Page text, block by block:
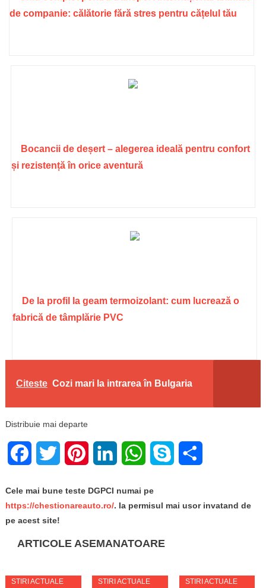
de companie: călătorie fără stres pentru cățelul tău
Bocancii de deșert – alegerea ideală pentru confort
și rezistență în orice aventură
De la profil la geam termoizolant: cum lucrează o
fabrică de tâmplărie PVC
Citeste Cozi mari la intrarea în Bulgaria
Distribuie mai departe
FacebookTwitter PinterestLinkedIn WhatsApp
Skype
Cele mai bune teste DGPCI numai pe
https://chestionareauto.ro/. Ia permisul mai usor invatand de
pe acest site!
ARTICOLE ASEMANATOARE
STIRI ACTUALE STIRI ACTUALE STIRI ACTUALE